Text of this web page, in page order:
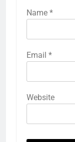
Name *
Email *
Website